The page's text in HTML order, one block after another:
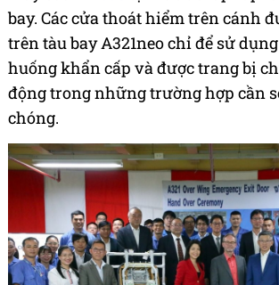
bay. Các cửa thoát hiểm trên cánh
trên tàu bay A321neo chỉ để sử
huống khẩn cấp và được trang bị
động trong những trường hợp cần
chóng.